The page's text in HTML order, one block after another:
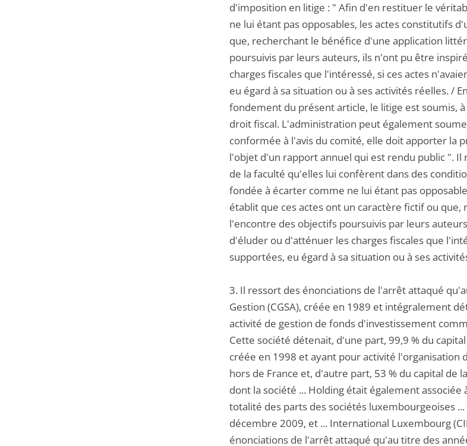
d'imposition en litige : " Afin d'en restituer le
ne lui étant pas opposables, les actes constitutifs
que, recherchant le bénéfice d'une application
poursuivis par leurs auteurs, ils n'ont pu être
charges fiscales que l'intéressé, si ces actes
eu égard à sa situation ou à ses activités réelles. /
fondement du présent article, le litige est soumis,
droit fiscal. L'administration peut également
conformée à l'avis du comité, elle doit apporter la
l'objet d'un rapport annuel qui est rendu public ".
de la faculté qu'elles lui confèrent dans des
fondée à écarter comme ne lui étant pas
établit que ces actes ont un caractère fictif ou
l'encontre des objectifs poursuivis par leurs
d'éluder ou d'atténuer les charges fiscales que
supportées, eu égard à sa situation ou à ses
3. Il ressort des énonciations de l'arrêt attaqué
Gestion (CGSA), créée en 1989 et intégralement
activité de gestion de fonds d'investissement
Cette société détenait, d'une part, 99,9 % du
créée en 1998 et ayant pour activité
hors de France et, d'autre part, 53 % du capital de
dont la société ... Holding était également
totalité des parts des sociétés luxembourgeoises
décembre 2009, et ... International Luxembourg
énonciations de l'arrêt attaqué qu'au titre des